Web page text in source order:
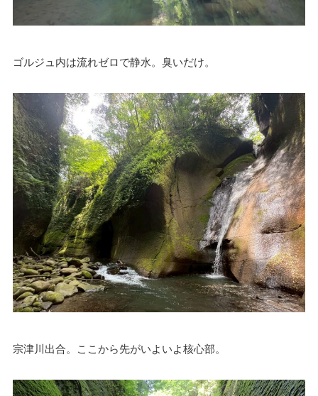
ゴルジュ内は流れゼロで静水。臭いだけ。
宗津川出合。ここから先がいよいよ核心部。